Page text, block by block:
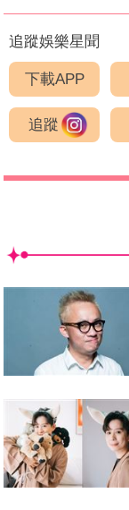
追蹤娛樂星聞
下載APP
追蹤